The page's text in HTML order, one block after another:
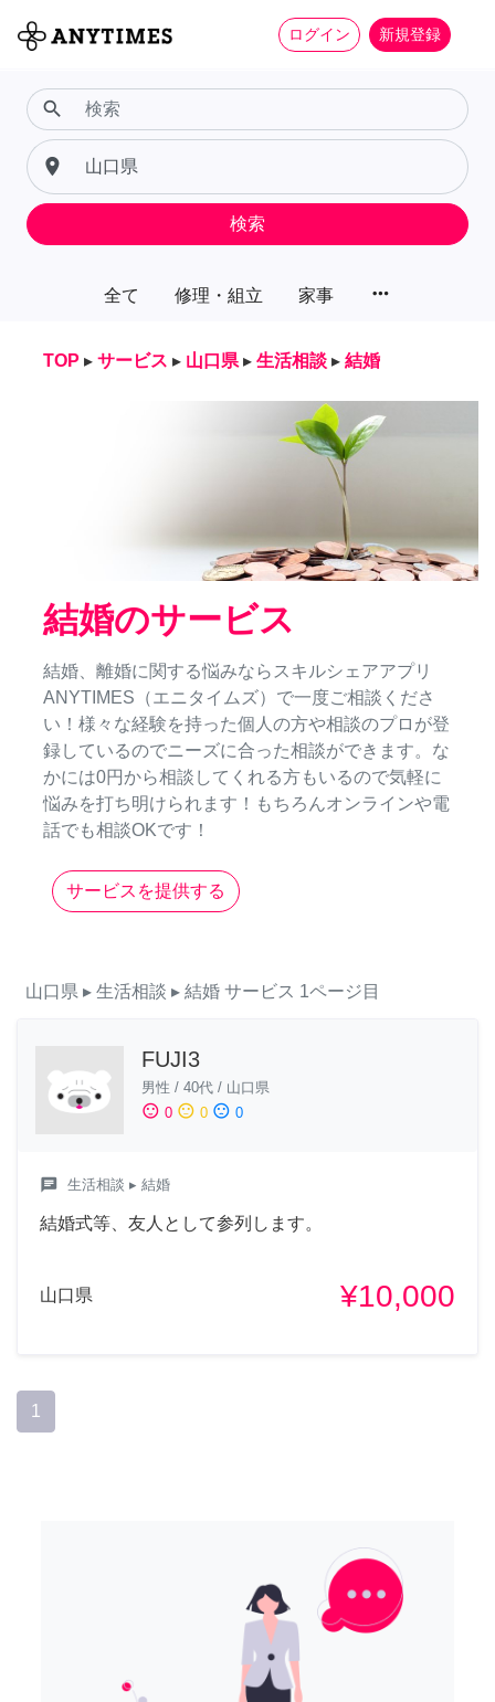
ログイン 新規登録
全て 修理・組立 家事 more_horiz
search
place
検索
TOP ▸ サービス ▸ 山口県 ▸ 生活相談 ▸ 結婚
結婚のサービス
結婚、離婚に関する悩みならスキルシェアアプリ
ANYTIMES（エニタイムズ）で一度ご相談くださ
い！様々な経験を持った個人の方や相談のプロが登
録しているのでニーズに合った相談ができます。な
かには0円から相談してくれる方もいるので気軽に
悩みを打ち明けられます！もちろんオンラインや電
話でも相談OKです！
サービスを提供する
山口県 ▸ 生活相談 ▸ 結婚 サービス 1ページ目
FUJI3
男性 / 40代 / 山口県
sentiment_satisfied 0 sentiment_neutral 0 sentiment_dissatisfied 0
chat 生活相談 ▸ 結婚
結婚式等、友人として参列します。
山口県 ¥10,000
1